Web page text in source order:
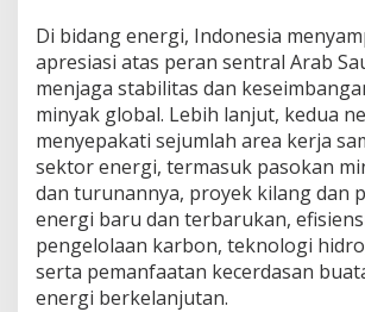
Di bidang energi, Indonesia
apresiasi atas peran sentral Arab
menjaga stabilitas dan
minyak global. Lebih lanjut, kedua
menyepakati sejumlah area kerja
sektor energi, termasuk pasokan
dan turunannya, proyek kilang dan
energi baru dan terbarukan,
pengelolaan karbon, teknologi
serta pemanfaatan kecerdasan
energi berkelanjutan.